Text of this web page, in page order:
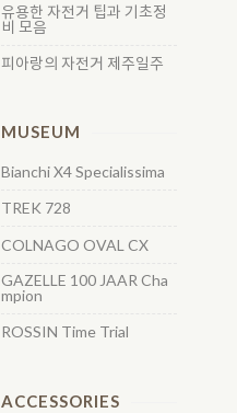
유용한 자전거 팁과 기초정
비 모음
피아랑의 자전거 제주일주
MUSEUM
Bianchi X4 Specialissima
TREK 728
COLNAGO OVAL CX
GAZELLE 100 JAAR Cha
mpion
ROSSIN Time Trial
ACCESSORIES